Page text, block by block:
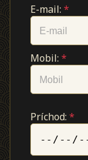
E-mail:*
Mobil:*
Príchod:*